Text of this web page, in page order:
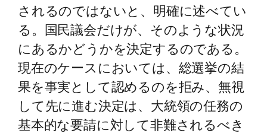
されるのではないと、明確に述べてい
る。国民議会だけが、そのような状況
にあるかどうかを決定するのである。
現在のケースにおいては、総選挙の結
果を事実として認めるのを拒み、無視
して先に進む決定は、大統領の任務の
基本的な要請に対して非難されるべき